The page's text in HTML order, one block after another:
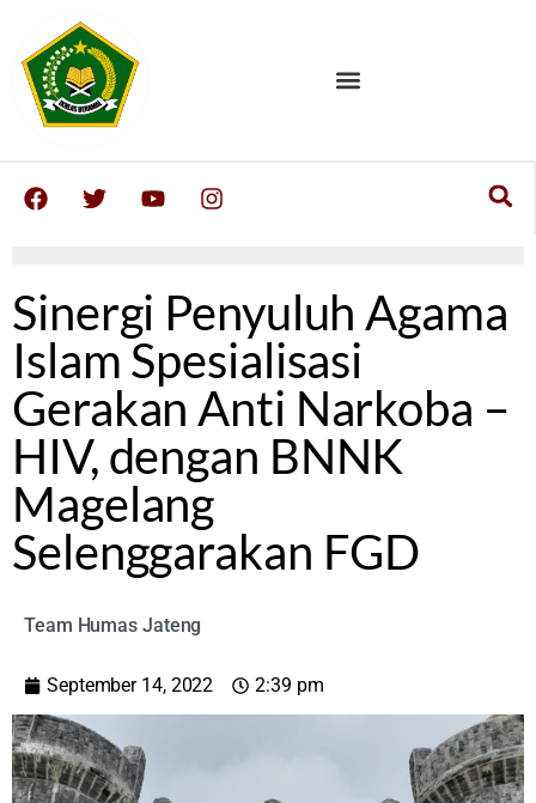
Sinergi Penyuluh Agama
Islam Spesialisasi
Gerakan Anti Narkoba –
HIV, dengan BNNK
Magelang
Selenggarakan FGD
Team Humas Jateng
September 14, 2022 2:39 pm